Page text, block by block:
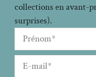
collections en avant-
surprises).